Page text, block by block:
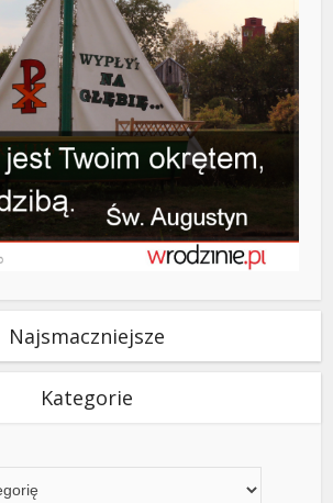
Najsmaczniejsze
Kategorie